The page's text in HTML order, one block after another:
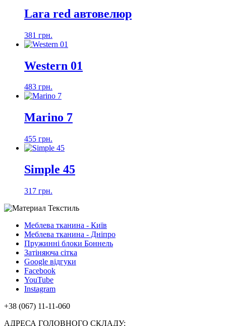
Lara red автовелюр
381 грн.
Western 01
483 грн.
Marino 7
455 грн.
Simple 45
317 грн.
Меблева тканина - Київ
Меблева тканина - Дніпро
Пружинні блоки Боннель
Затіняюча сітка
Google відгуки
Facebook
YouTube
Instagram
+38 (067) 11-11-060
АДРЕСА ГОЛОВНОГО СКЛАДУ: